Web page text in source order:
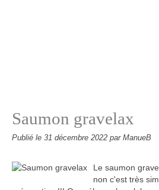
Saumon gravelax
Publié le 31 décembre 2022 par ManueB
Le saumon
non c'est très